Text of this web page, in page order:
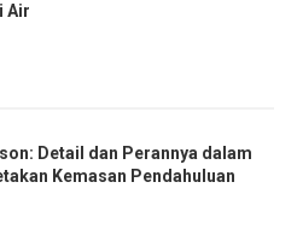
Air
Detail dan Perannya dalam
Kemasan Pendahuluan